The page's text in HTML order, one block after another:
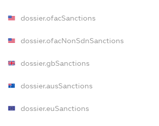
dossier.ofacSanctions
dossier.ofacNonSdnSanctions
dossier.gbSanctions
dossier.ausSanctions
dossier.euSanctions